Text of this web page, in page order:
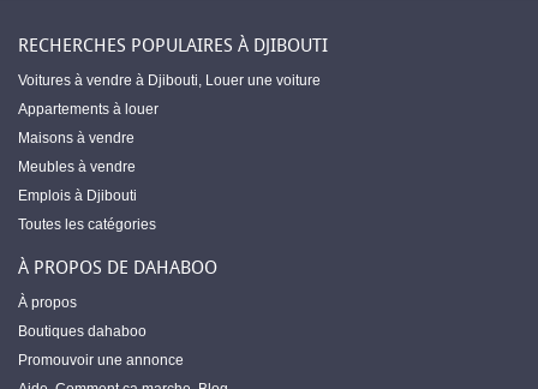
RECHERCHES POPULAIRES À DJIBOUTI
Voitures à vendre à Djibouti, Louer une voiture
Appartements à louer
Maisons à vendre
Meubles à vendre
Emplois à Djibouti
Toutes les catégories
À PROPOS DE DAHABOO
À propos
Boutiques dahaboo
Promouvoir une annonce